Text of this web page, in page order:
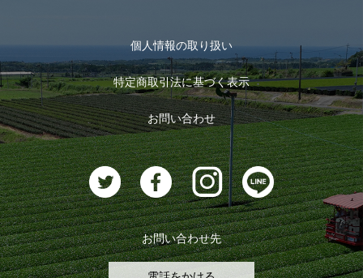
お茶のギフト
おすすめのお茶
お茶に合うスイーツ
ログイン
ログアウト
個人情報の取り扱い
特定商取引法に基づく表示
お問い合わせ
お問い合わせ先